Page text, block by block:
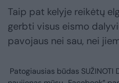
Taip pat kelyje reikėtų
gerbti visus eismo
pavojaus nei sau, nei
Patogiausias būdas SUŽINOTI